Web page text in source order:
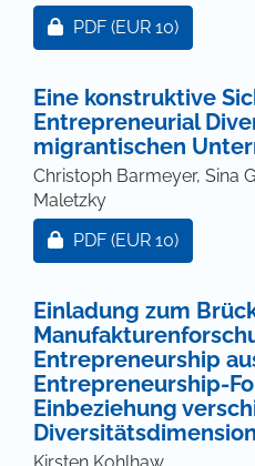
Zugang für
PDF (EUR 10)
Eine konstruktive
Entrepreneurial
migrantischen
Christoph Barmeyer, Sina
Maletzky
Zugang für
PDF (EUR 10)
Einladung zum
Entrepreneurship
Entrepreneurship-
Einbeziehung